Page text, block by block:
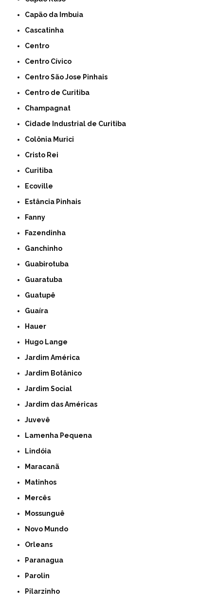
Capão da Imbuia
Cascatinha
Centro
Centro Cívico
Centro São Jose Pinhais
Centro de Curitiba
Champagnat
Cidade Industrial de Curitiba
Colônia Murici
Cristo Rei
Curitiba
Ecoville
Estância Pinhais
Fanny
Fazendinha
Ganchinho
Guabirotuba
Guaratuba
Guatupê
Guaíra
Hauer
Hugo Lange
Jardim América
Jardim Botânico
Jardim Social
Jardim das Américas
Juvevê
Lamenha Pequena
Lindóia
Maracanã
Matinhos
Mercês
Mossunguê
Novo Mundo
Orleans
Paranagua
Parolin
Pilarzinho